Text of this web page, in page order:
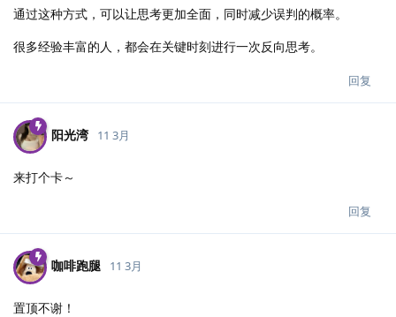
通过这种方式，可以让思考更加全面，同时减少误判的概率。
很多经验丰富的人，都会在关键时刻进行一次反向思考。
回复
阳光湾 11 3月
来打个卡～
回复
咖啡跑腿 11 3月
置顶不谢！